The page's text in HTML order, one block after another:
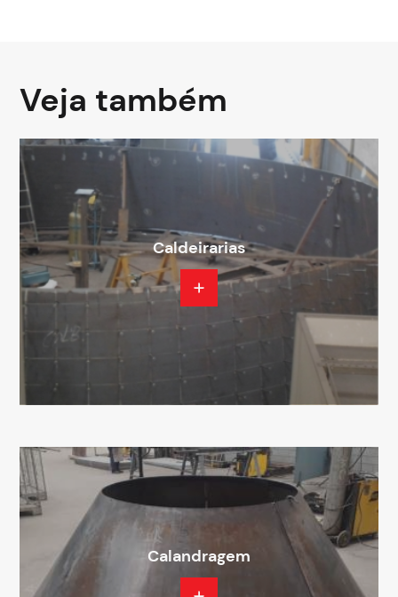
Veja também
Caldeirarias
Calandragem